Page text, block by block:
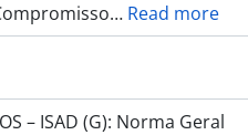
… Read more
– ISAD (G): Norma Geral